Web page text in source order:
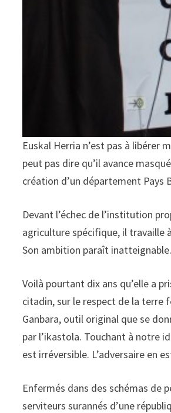
Euskal Herria n’est pas à libérer
peut pas dire qu’il avance
création d’un département Pays
Devant l’échec de l’institution
agriculture spécifique, il travaille
Son ambition paraît inatteignable.
Voilà pourtant dix ans qu’elle a
citadin, sur le respect de la terre
Ganbara, outil original que se
par l’ikastola. Touchant à notre
est irréversible. L’adversaire en
Enfermés dans des schémas de
serviteurs surannés d’une